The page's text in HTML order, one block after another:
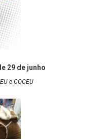
29 de junho
e COCEU